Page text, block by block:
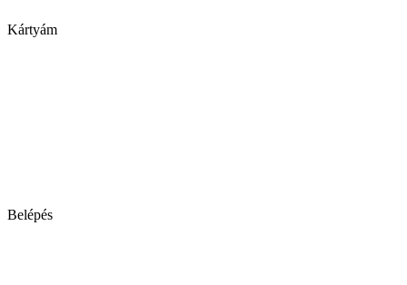
Kártyám
Belépés